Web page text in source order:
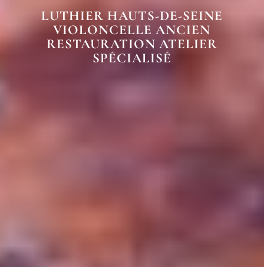
LUTHIER HAUTS-DE-SEINE
VIOLONCELLE ANCIEN
RESTAURATION ATELIER
SPÉCIALISÉ